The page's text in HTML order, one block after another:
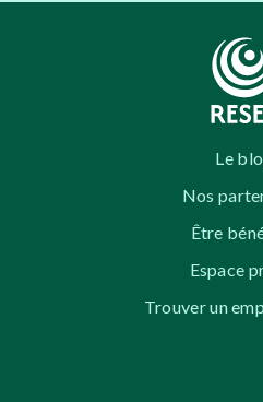
Le
Nos
Être
Espace
Trouver un